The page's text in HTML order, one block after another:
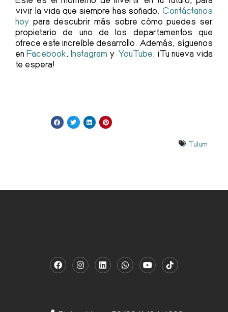
Este es el momento de invertir en tu futuro, para
vivir la vida que siempre has soñado.Contáctanos
hoypara descubrir más sobre cómo puedes ser
propietario de uno de los departamentos que
ofrece este increíble desarrollo. Además, síguenos
enFacebook,Instagram y YouTube. ¡Tu nueva vida
te espera!